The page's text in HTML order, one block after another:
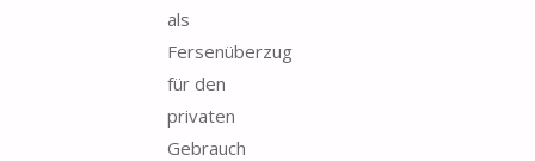
als
Fersenüberzug
für den
privaten
Gebrauch